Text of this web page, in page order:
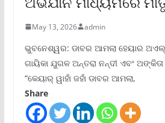
May 13, 2026 admin
ଭୁବନେଶ୍ୱର: ଡାବର ଆମଲା ହେୟାର
ଗାୟିକା ଯୁଗଳ ଅନ୍ତରା ନନ୍ଦୀ ଏବଂ
“କେୟାର୍ ୱାହାଁ ଜହାଁ ଡାବର ଆମଲା,
Share